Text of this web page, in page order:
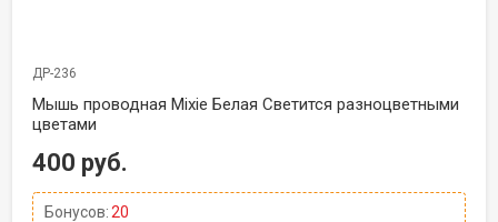
ДР-236
Мышь проводная Mixie Белая Светится разноцветными
цветами
400 руб.
Бонусов:20